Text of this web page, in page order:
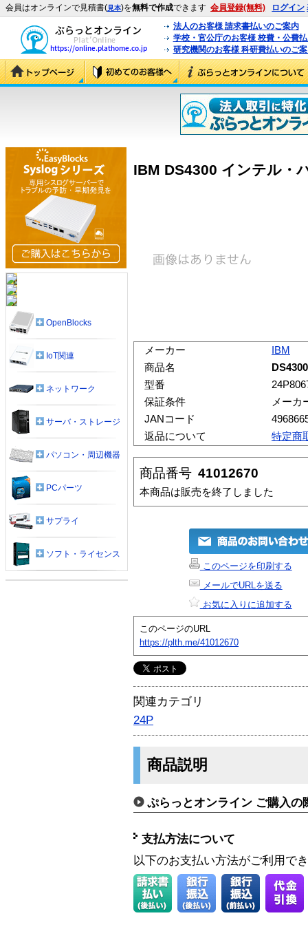
会員はオンラインで見積書(見本)を無料で作成できます 会員登録(無料) ログイン
法人のお客様 請求書払いのご案内
学校・官公庁のお客様 校費・公費
研究機関のお客様 科研費払いのご
IBM DS4300 インテル・
メーカー
IBM
商品名
型番
保証条件
メーカ
JANコード
返品について
特定商
商品番号 41012670
本商品は販売を終了しました
このページを印刷する
メールでURLを送る
お気に入りに追加する
このページのURL
https://plth.me/41012670
関連カテゴリ
24P
商品説明
ぷらっとオンライン ご購入の
支払方法について
以下のお支払い方法がご利用で
OpenBlocks
IoT関連
ネットワーク
サーバ・ストレージ
パソコン・周辺機器
PCパーツ
サプライ
ソフト・ライセンス